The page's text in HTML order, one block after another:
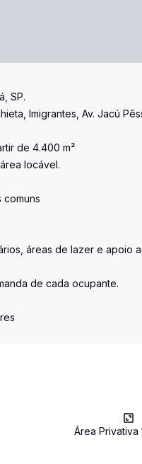
SP.
Imigrantes, Av. Jacú
de 4.400 m²
locável.
comuns
áreas de lazer e apoio
de cada ocupante.
Área Privativa